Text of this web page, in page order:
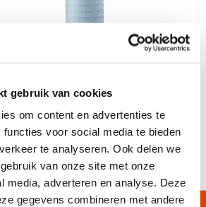
gebruik van cookies
om content en advertenties te
functies voor social media te bieden
te analyseren. Ook delen we
van onze site met onze
media, adverteren en analyse. Deze
gegevens combineren met andere
filtermedia gebaseerd op positief
en andere negatief geladen